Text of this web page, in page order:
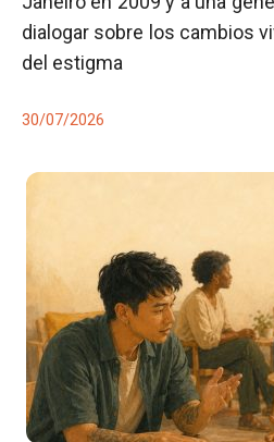
dialogar sobre los cambios
del estigma
30/07/2026